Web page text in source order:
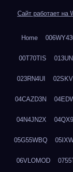
Сайт работает на
Home
00T70TIS
023RN4UI
04CAZD3N
04N4JN2X
05G55WBQ
06VLOMOD